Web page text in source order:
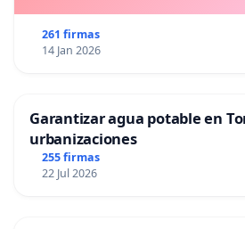
261 firmas
14 Jan 2026
Garantizar agua potable en
urbanizaciones
255 firmas
22 Jul 2026